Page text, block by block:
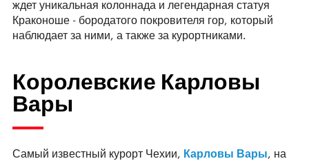
ждет уникальная колоннада и легендарная статуя
Краконоше - бородатого покровителя гор, который
наблюдает за ними, а также за курортниками.
Королевские Карловы
Вары
Самый известный курорт Чехии, Карловы Вары, на